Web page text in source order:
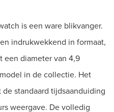
is een ware blikvanger.
indrukwekkend in formaat,
een diameter van 4,9
in de collectie. Het
standaard tijdsaanduiding
weergave. De volledig